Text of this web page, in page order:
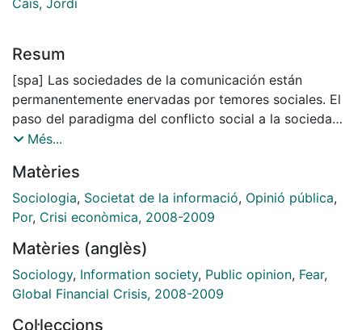
Resum
[spa] Las sociedades de la comunicación están
permanentemente enervadas por temores sociales. El
paso del paradigma del conflicto social a la sociedad
del riesgo ha multiplicado fenómenos sociales e
Sociología le ha hecho poco caso al miedo y toda la
literatura disponible es, básicamente, de carácter
ensayístico. En este trabajo, tras explorar cuantas
discursos sociales para explicar al miedo, se realizan
una serie de definiciones y se establecen las
dimensiones esenciales para entender y explicar al
Més...
Matèries
Sociologia, Societat de la informació, Opinió pública,
Por, Crisi econòmica, 2008-2009
Matèries (anglès)
Sociology, Information society, Public opinion, Fear,
Global Financial Crisis, 2008-2009
Col·leccions